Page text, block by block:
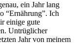
ein Jahr lang
“Ernährung”. Ich
einige gute
Untrüglicher
Jahr von meinem